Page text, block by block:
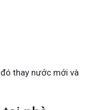
thay nước mới và